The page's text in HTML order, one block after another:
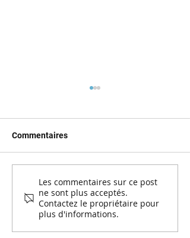
Portes ouvertes 18 avril
2026
Commentaires
Les commentaires sur ce post
ne sont plus acceptés.
Contactez le propriétaire pour
plus d'informations.